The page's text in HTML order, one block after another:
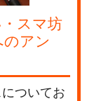
スマ坊
アン
ついてお